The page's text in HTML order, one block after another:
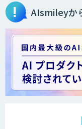
AIsmileyか